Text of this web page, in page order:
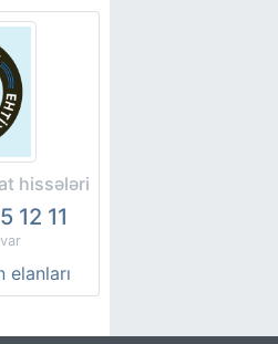
hissələri
12 11
elanları